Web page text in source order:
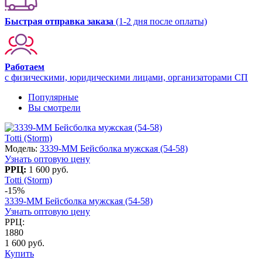
Быстрая отправка заказа (1-2 дня после оплаты)
Работаем
с физическими, юридическими лицами, организаторами СП
Популярные
Вы смотрели
Totti (Storm)
Модель: 3339-MM Бейсболка мужская (54-58)
Узнать оптовую цену
РРЦ: 1 600 руб.
Totti (Storm)
-15%
3339-MM Бейсболка мужская (54-58)
Узнать оптовую цену
РРЦ:
1880
1 600 руб.
Купить